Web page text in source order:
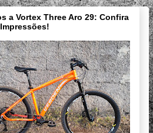
a Vortex Three Aro 29: Confira